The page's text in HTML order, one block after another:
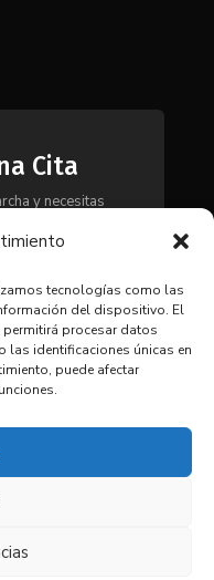
tecnologías como las
del dispositivo. El
procesar datos
las identificaciones únicas en
puede afectar
Cita
y necesitas
para